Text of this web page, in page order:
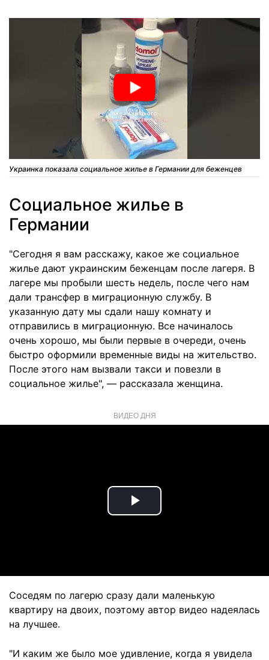
Украинка показала социальное жилье в Германии для беженцев
Социальное жилье в
Германии
"Сегодня я вам расскажу, какое же социальное
жилье дают украинским беженцам после лагеря. В
лагере мы пробыли шесть недель, после чего нам
дали трансфер в миграционную службу. В
указанную дату мы сдали нашу комнату и
отправились в миграционную. Все начиналось
очень хорошо, мы были первые в очереди, очень
быстро оформили временные виды на жительство.
После этого нам вызвали такси и повезли в
социальное жилье", — рассказала женщина.
ВИДЕО ДНЯ
Play
Соседям по лагерю сразу дали маленькую
квартиру на двоих, поэтому автор видео надеялась
на лучшее.
"И каким же было мое удивление, когда я увидела